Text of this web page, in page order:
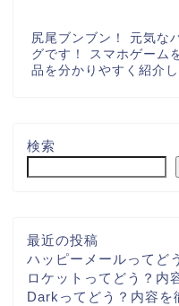
尻尾ブンブン！ 元気な
グです！ スマホゲーム
品を分かりやすく紹介し
検索
最近の投稿
ハッピーメールってど
ロケットってどう？内
Darkってどう？内容を